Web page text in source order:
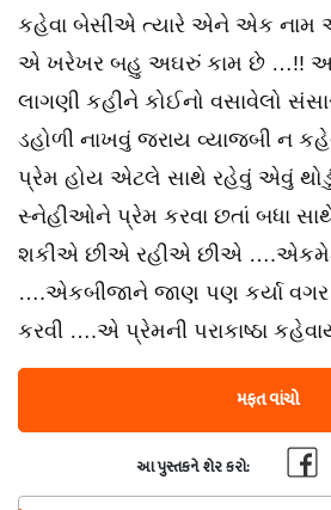
કહેવા બેસીએ ત્યારે એને એક
એ ખરેખર બહુ અઘરું કામ છે …!!
લાગણી કહીને કોઈનો વસાવેલો
ડહોળી નાખવું જરાય વ્યાજબી ન
પ્રેમ હોય એટલે સાથે રહેવું એવું થોડું
સ્નેહીઓને પ્રેમ કરવા છતાં બધા
શકીએ છીએ રહીએ છીએ
….એકબીજાને જાણ પણ કર્યા વગર
કરવી ….એ પ્રેમની પરાકાષ્ઠા
મફત વાંચો
આ પુસ્તકને શેર કરો: